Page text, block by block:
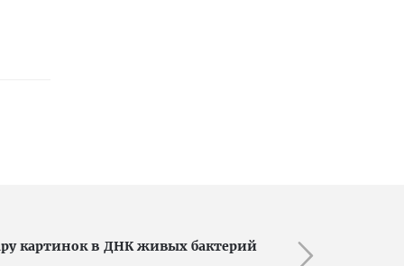
картинок в ДНК живых бактерий